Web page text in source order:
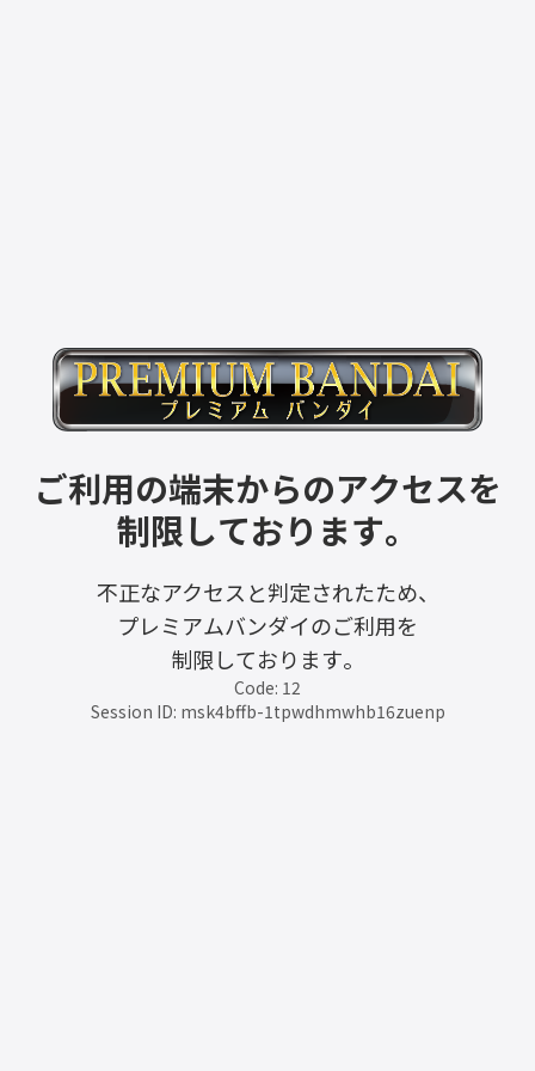
ご利用の端末からのアクセスを
制限しております。
不正なアクセスと判定されたため、
プレミアムバンダイのご利用を
制限しております。
Code: 12
Session ID: msk4bffb-1tpwdhmwhb16zuenp